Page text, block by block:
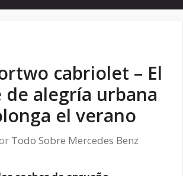
cabriolet – El
alegría urbana
el verano
Todo Sobre Mercedes Benz